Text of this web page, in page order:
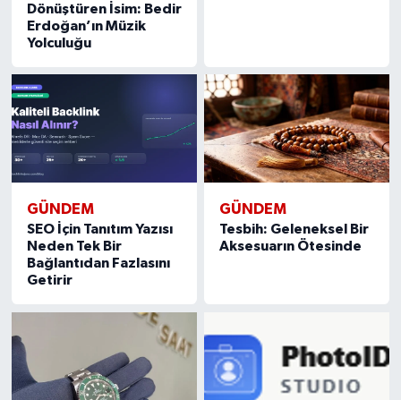
Dönüştüren İsim: Bedir
Erdoğan’ın Müzik
Yolculuğu
GÜNDEM
SEO İçin Tanıtım Yazısı
Neden Tek Bir
Bağlantıdan Fazlasını
Getirir
GÜNDEM
Tesbih: Geleneksel Bir
Aksesuarın Ötesinde